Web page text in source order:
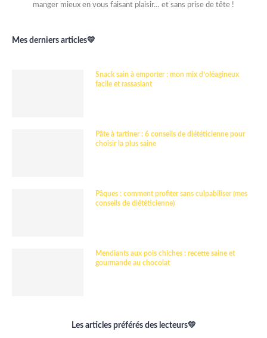
manger mieux en vous faisant plaisir… et sans prise de tête !
Mes derniers articles💛
Snack sain à emporter : mon mix d’oléagineux
facile et rassasiant
Pâte à tartiner : 6 conseils de diététicienne pour
choisir la plus saine
Pâques : comment profiter sans culpabiliser (mes
conseils de diététicienne)
Mendiants aux pois chiches : recette saine et
gourmande au chocolat
Les articles préférés des lecteurs💛